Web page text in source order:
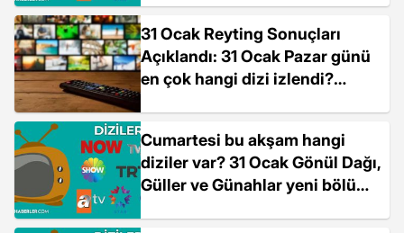
31 Ocak Reyting Sonuçları
Açıklandı: 31 Ocak Pazar günü
en çok hangi dizi izlendi?
Cumartesi bu akşam hangi
diziler var? 31 Ocak Gönül Dağı,
Güller ve Günahlar yeni bölüm